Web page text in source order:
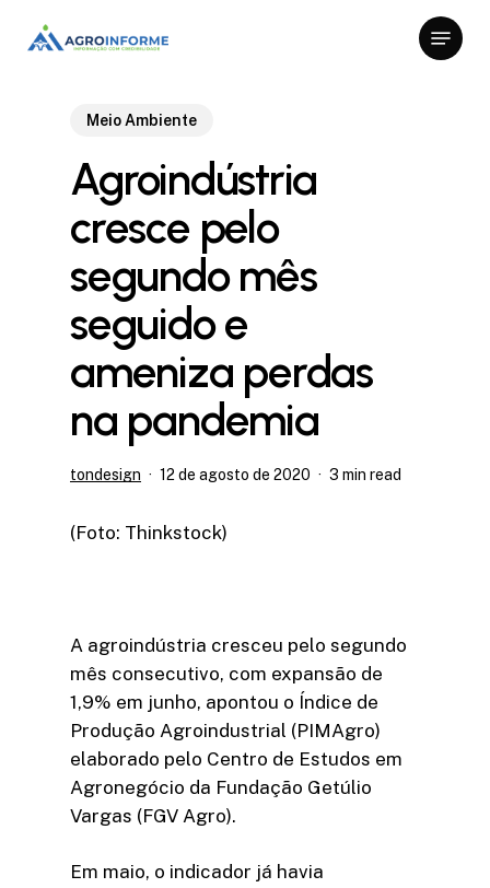
Menu
Meio Ambiente
Agroindústria
cresce pelo
segundo mês
seguido e
ameniza perdas
na pandemia
tondesign 12 de agosto de 2020 3 min read
(Foto: Thinkstock)
A agroindústria cresceu pelo segundo
mês consecutivo, com expansão de
1,9% em junho, apontou o Índice de
Produção Agroindustrial (PIMAgro)
elaborado pelo Centro de Estudos em
Agronegócio da Fundação Getúlio
Vargas (FGV Agro).
Em maio, o indicador já havia